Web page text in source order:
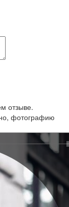
отзыве.
фотографию